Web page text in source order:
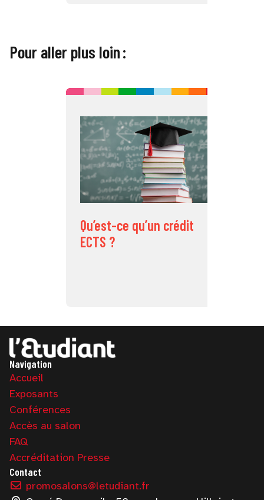
Pour aller plus loin :
Qu’est-ce qu’un crédit
ECTS ?
Navigation
Accueil
Exposants
Conférences
Accès au salon
FAQ
Accréditation Presse
Contact
promosalons@letudiant.fr